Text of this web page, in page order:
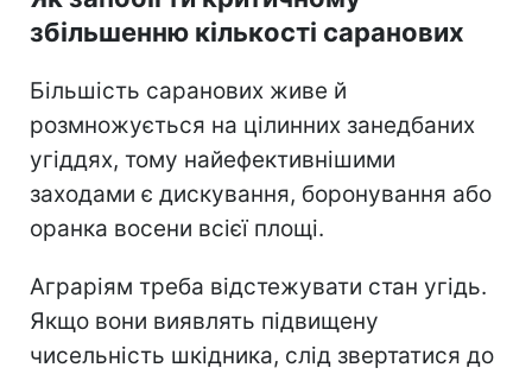
збільшенню кількості саранових
Більшість саранових живе й
розмножується на цілинних занедбаних
угіддях, тому найефективнішими
заходами є дискування, боронування або
оранка восени всієї площі.
Аграріям треба відстежувати стан угідь.
Якщо вони виявлять підвищену
чисельність шкідника, слід звертатися до